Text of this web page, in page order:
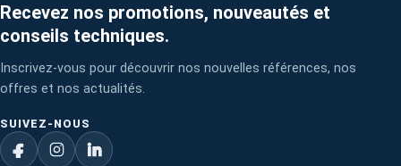
Recevez nos promotions, nouveautés et
conseils techniques.
Inscrivez-vous pour découvrir nos nouvelles références, nos
offres et nos actualités.
SUIVEZ-NOUS